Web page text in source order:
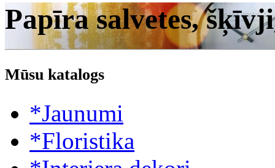
Papīra salvetes,
Mūsu katalogs
*Jaunumi
*Floristika